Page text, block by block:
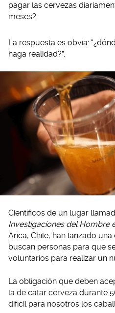
pagar las cervezas
meses?.
La respuesta es obvia:
haga realidad?”.
Científicos de un lugar
Investigaciones del Hombre
Arica, Chile, han lanzado
buscan personas para que
voluntarios para realizar un
La obligación que deben
la de catar cerveza durante
difícil para nosotros los